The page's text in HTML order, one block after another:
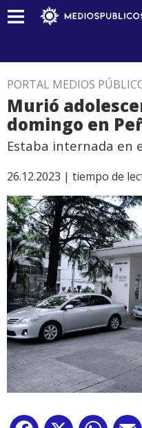
PORTAL MEDIOS
Murió
domingo en
Estaba internada en
26.12.2023 | tiempo de